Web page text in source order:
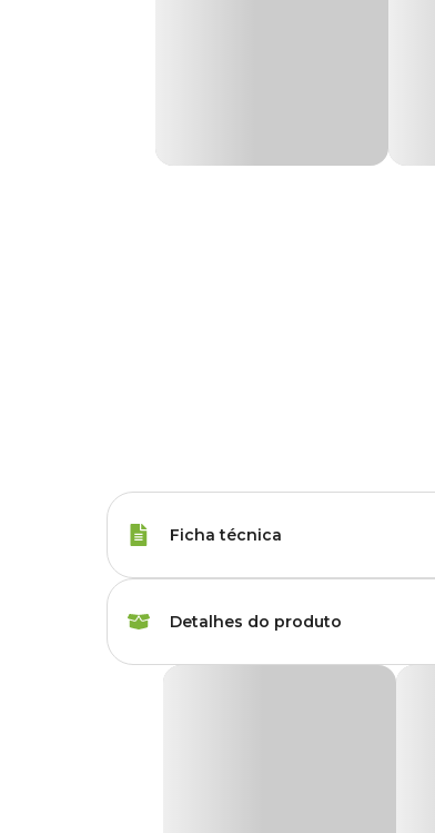
Ficha técnica
Marca Animalissimo
Detalhes do produto